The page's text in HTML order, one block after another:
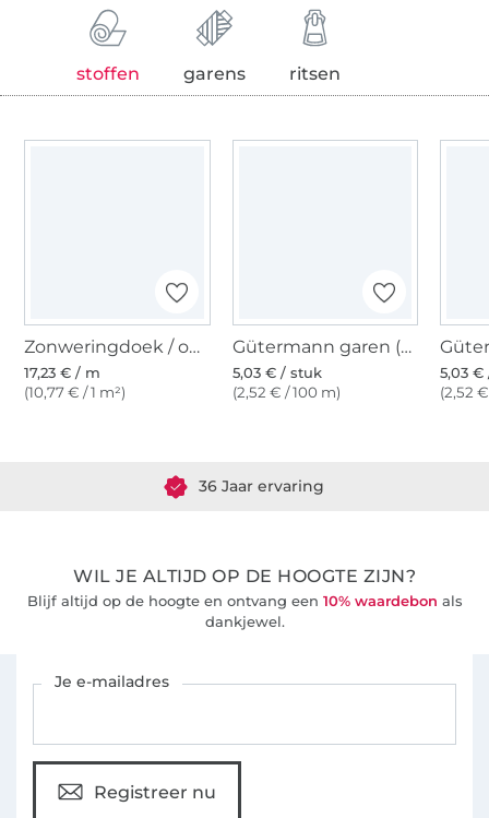
stoffen garens ritsen
Zonweringdoek / outdoorstof uni, 160 cm, wit
17,23 € / m
(10,77 € / 1 m²)
Gütermann garen (369)
5,03 € / stuk
(2,52 € / 100 m)
5,03
(2,52
36 Jaar ervaring
WIL JE ALTIJD OP DE HOOGTE ZIJN?
Blijf altijd op de hoogte en ontvang een 10% waardebon als
dankjewel.
Je e-mailadres
Registreer nu